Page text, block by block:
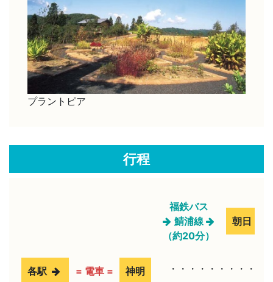
プラントピア
行程
各駅 = 電車 = 神明
福鉄バス
鯖浦線
（約20分）
朝日
・・・・・・・・・